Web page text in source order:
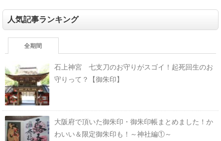
人気記事ランキング
全期間
石上神宮 七支刀のお守りがスゴイ！起死回生のお
守りって？【御朱印】
大阪府で頂いた御朱印・御朱印帳まとめました！か
わいい＆限定御朱印も！～神社編①～